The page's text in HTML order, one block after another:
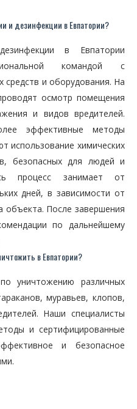
и дезинфекции в Евпатории?
в Евпатории
командой с
средств и оборудования. На
осмотр помещения
и видов вредителей.
эффективные методы
использование химических
безопасных для людей и
процесс занимает от
дней, в зависимости от
объекта. После завершения
по дальнейшему
в Евпатории?
уничтожению различных
муравьев, клопов,
Наши специалисты
и сертифицированные
и безопасное